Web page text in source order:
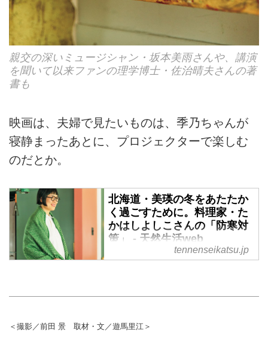
親交の深いミュージシャン・坂本美雨さんや、講演
を聞いて以来ファンの理学博士・佐治晴夫さんの著
書も
映画は、夫婦で見たいものは、季乃ちゃんが
寝静まったあとに、プロジェクターで楽しむ
のだとか。
北海道・美瑛の冬をあたたか
く過ごすために。料理家・た
かはしよしこさんの「防寒対
策」 - 天然生活web
豪雪地帯ではないにせよ、雪に包
かはしよしこさんの“暖かい”相棒
活』2022年12月号掲載）
tennenseikatsu.jp
＜撮影／前田 景 取材・文／遊馬里江＞